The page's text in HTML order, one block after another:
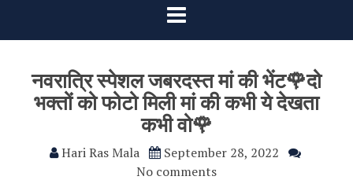
नवरात्रि स्पेशल जबरदस्त मां की भेंट🌹दो
भक्तों को फोटो मिली मां की कभी ये देखता
कभी वो🌹
Hari Ras Mala
September 28, 2022
No comments